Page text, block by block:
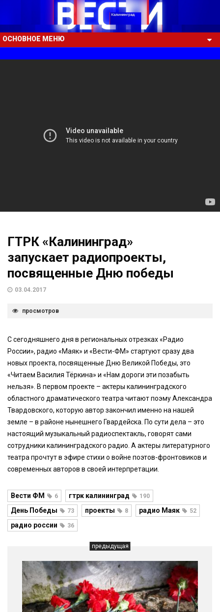
ОСНОВНОЕ МЕНЮ
ГТРК «Калининград»
запускает радиопроекты,
посвященные Дню победы
03.04.2017
просмотров
С сегодняшнего дня в региональных отрезках «Радио
России», радио «Маяк» и «Вести-ФМ» стартуют сразу два
новых проекта, посвященные Дню Великой Победы, это
«Читаем Василия Тёркина» и «Нам дороги эти позабыть
нельзя». В первом проекте – актеры калининградского
областного драматического театра читают поэму Александра
Твардовского, которую автор закончил именно на нашей
земле – в районе нынешнего Гвардейска. По сути дела – это
настоящий музыкальный радиоспектакль, говорят сами
сотрудники калининградского радио. А актеры литературного
театра прочтут в эфире стихи о войне поэтов-фронтовиков и
современных авторов в своей интерпретации.
Вести ФМ 6 гтрк калининград 190
День Победы 73 проекты 8 радио Маяк 52
радио россии 36
предыдущая